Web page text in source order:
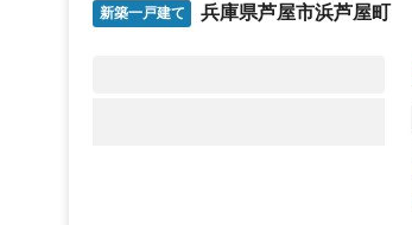
新築一戸建て 兵庫県芦屋市浜芦屋町